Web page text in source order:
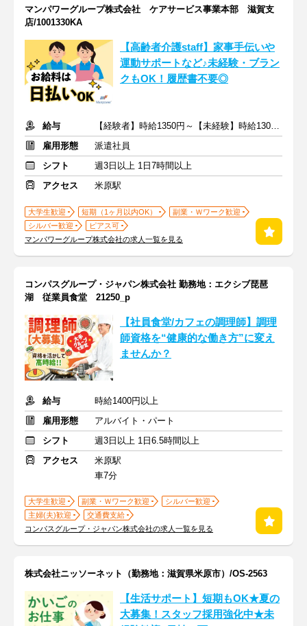
マンパワーグループ株式会社 ケアサービス事業本部 滋賀支
店/1001330KA
【高齢者介護staff】家事手伝いや
運動サポートなど♪未経験・ブラン
クもOK！履歴書不要◎
給与
【経験者】時給1350円～【未経験】時給1300円～ ※交通費全額
雇用形態
派遣社員
シフト
週3日以上 1日7時間以上
アクセス
米原駅
大学生歓迎 短期（1ヶ月以内OK）
副業・Ｗワーク歓迎
シルバー歓迎
ピアス可
マンパワーグループ株式会社の求人一覧を見る
コンパスグループ・ジャパン株式会社 勤務地：エクシブ琵琶
湖 従業員食堂 21250_p
【社員食堂/カフェの調理師】調理
師資格を“健康的な働き方”に変え
ませんか？
給与
時給1400円以上
雇用形態
アルバイト・パート
シフト
週3日以上 1日6.5時間以上
アクセス
米原駅
車7分
大学生歓迎 副業・Ｗワーク歓迎
シルバー歓迎
主婦(夫)歓迎
交通費支給
コンパスグループ・ジャパン株式会社の求人一覧を見る
株式会社ニッソーネット（勤務地：滋賀県米原市）/OS-2563
【生活サポート】短期もOK★夏の
大募集！スタッフ採用強化中★未